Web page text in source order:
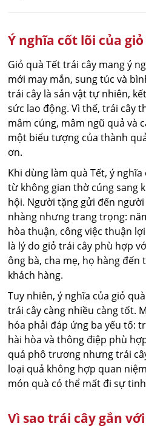
Ý nghĩa cốt lõi của
Giỏ quà Tết trái cây mang ý
mới may mắn, sung túc và
trái cây là sản vật tự nhiên,
sức lao động. Vì thế, trái cây
mâm cúng, mâm ngũ quả và
một biểu tượng của thành
ơn.
Khi dùng làm quà Tết, ý
từ không gian thờ cúng sang
hội. Người tặng gửi đến
nhàng nhưng trang trọng:
hòa thuận, công việc thuận
là lý do giỏ trái cây phù hợp
ông bà, cha mẹ, họ hàng đến
khách hàng.
Tuy nhiên, ý nghĩa của giỏ
trái cây càng nhiều càng tốt.
hóa phải đáp ứng ba yếu tố:
hài hòa và thông điệp phù
quá phô trương nhưng trái
loại quả không hợp quan
món quà có thể mất đi sự
Vì sao trái cây gắn